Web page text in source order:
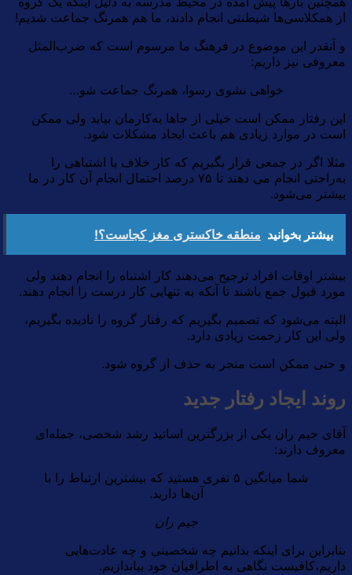
از همکلاسی‌ها شیطنتی انجام دادند، ما هم همرنگ جماعت شدیم!
و آنقدر این موضوع در فرهنگ ما مرسوم است که ضرب‌المثل
معروفی نیز داریم:
خواهی نشوی رسوا، همرنگ جماعت شو…
این رفتار ممکن است خیلی از جاها به‌کارمان بیاید ولی ممکن
است در موارد زیادی هم باعث ایجاد مشکلات شود.
مثلا اگر در جمعی قرار بگیریم که کار خلاف یا اشتباهی را
به‌راحتی انجام می دهند تا ۷۵ درصد احتمال انجام آن کار در ما
بیشتر می‌شود.
بیشتر بخوانید منطقه خاکستری مغز کجاست؟!
بیشتر اوقات افراد ترجیح می‌دهند کار اشتباه را انجام دهند ولی
مورد قبول جمع باشند تا آنکه به تنهایی کار درست را انجام دهند.
البته می‌شود که تصمیم بگیریم که رفتار گروه را نادیده بگیریم،
ولی این کار زحمت زیادی دارد.
و حتی ممکن است منجر به حذف از گروه شود.
روند ایجاد رفتار جدید
آقای جیم ران یکی از بزرگترین اساتید رشد شخصی،‌ جمله‌ای
معروف دارند:
شما میانگین ۵ نفری هستید که بیشترین ارتباط را با
آن‌ها دارید.
جیم ران
بنابراین برای اینکه بدانیم چه شخصیتی و چه عادت‌هایی
داریم،‌کافیست نگاهی به اطرافیان خود بیاندازیم.